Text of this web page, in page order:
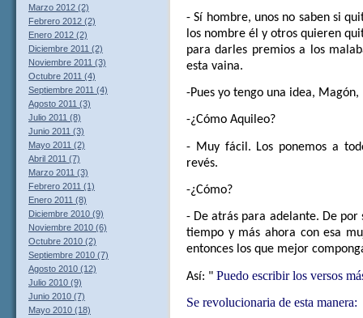
- Sí hombre, unos no saben si
los nombre él y otros quieren
para darles premios a los
esta vaina.
-Pues yo tengo una idea,
-¿Cómo Aquileo?
- Muy fácil. Los ponemos a
revés.
-¿Cómo?
- De atrás para adelante. De por
tiempo y más ahora con esa
entonces los que mejor
Así: " Puedo escribir los versos
Se revolucionaria de esta manera:
Marzo 2012 (2)
Febrero 2012 (2)
Enero 2012 (2)
Diciembre 2011 (2)
Noviembre 2011 (3)
Octubre 2011 (4)
Septiembre 2011 (4)
Agosto 2011 (3)
Julio 2011 (8)
Junio 2011 (3)
Mayo 2011 (2)
Abril 2011 (7)
Marzo 2011 (3)
Febrero 2011 (1)
Enero 2011 (8)
Diciembre 2010 (9)
Noviembre 2010 (6)
Octubre 2010 (2)
Septiembre 2010 (7)
Agosto 2010 (12)
Julio 2010 (9)
Junio 2010 (7)
Mayo 2010 (18)